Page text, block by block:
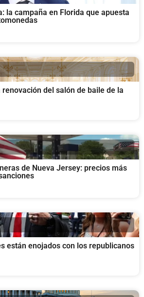
la campaña en Florida que apuesta
del salón de baile de la
de Nueva Jersey: precios más
están enojados con los republicanos